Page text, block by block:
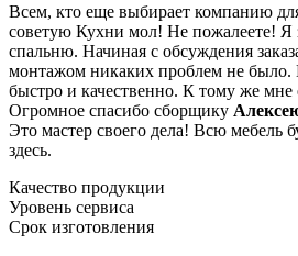
Всем, кто еще выбирает компанию
советую Кухни мол! Не пожалеете! Я
спальню. Начиная с обсуждения
монтажом никаких проблем не было.
быстро и качественно. К тому же мне
Огромное спасибо сборщику
Это мастер своего дела! Всю мебель
здесь.
Качество продукции
Уровень сервиса
Срок изготовления